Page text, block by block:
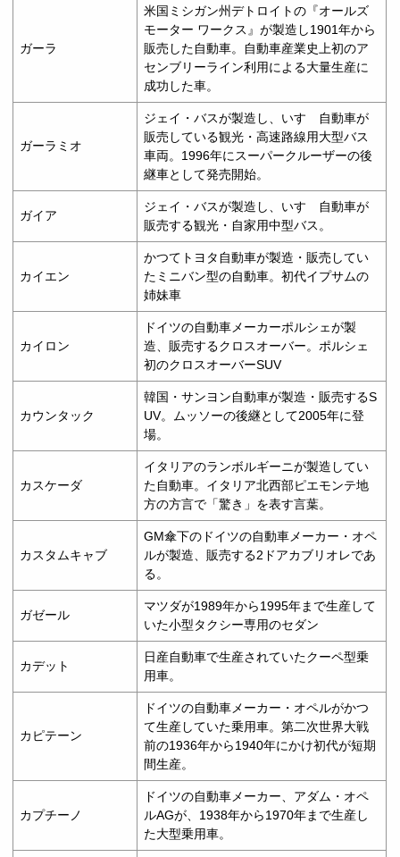
ガーラ
米国ミシガン州デトロイトの『オールズ
モーター ワークス』が製造し1901年から
販売した自動車。自動車産業史上初のア
センブリーライン利用による大量生産に
成功した車。
ガーラミオ
ジェイ・バスが製造し、いすゞ自動車が
販売している観光・高速路線用大型バス
車両。1996年にスーパークルーザーの後
継車として発売開始。
ガイア
ジェイ・バスが製造し、いすゞ自動車が
販売する観光・自家用中型バス。
カイエン
かつてトヨタ自動車が製造・販売してい
たミニバン型の自動車。初代イプサムの
姉妹車
カイロン
ドイツの自動車メーカーポルシェが製
造、販売するクロスオーバー。ポルシェ
初のクロスオーバーSUV
カウンタック
韓国・サンヨン自動車が製造・販売するS
UV。ムッソーの後継として2005年に登
場。
カスケーダ
イタリアのランボルギーニが製造してい
た自動車。イタリア北西部ピエモンテ地
方の方言で「驚き」を表す言葉。
カスタムキャブ
GM傘下のドイツの自動車メーカー・オペ
ルが製造、販売する2ドアカブリオレであ
る。
ガゼール
マツダが1989年から1995年まで生産して
いた小型タクシー専用のセダン
カデット
日産自動車で生産されていたクーペ型乗
用車。
カピテーン
ドイツの自動車メーカー・オペルがかつ
て生産していた乗用車。第二次世界大戦
前の1936年から1940年にかけ初代が短期
間生産。
カプチーノ
ドイツの自動車メーカー、アダム・オペ
ルAGが、1938年から1970年まで生産し
た大型乗用車。